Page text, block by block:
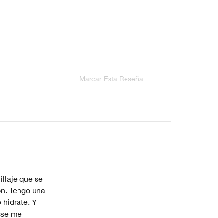
Marcar Esta Reseña
que se
Tengo una
hidrate. Y
me